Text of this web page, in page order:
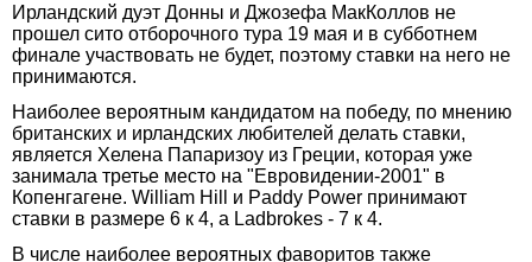
Ирландский дуэт Донны и Джозефа МакКоллов не
прошел сито отборочного тура 19 мая и в субботнем
финале участвовать не будет, поэтому ставки на него не
принимаются.
Наиболее вероятным кандидатом на победу, по мнению
британских и ирландских любителей делать ставки,
является Хелена Папаризоу из Греции, которая уже
занимала третье место на "Евровидении-2001" в
Копенгагене. William Hill и Paddy Power принимают
ставки в размере 6 к 4, а Ladbrokes - 7 к 4.
В числе наиболее вероятных фаворитов также